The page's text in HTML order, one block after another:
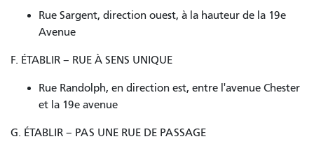
Rue Sargent, direction ouest, à la hauteur de la 19e
Avenue
F. ÉTABLIR – RUE À SENS UNIQUE
Rue Randolph, en direction est, entre l'avenue Chester
et la 19e avenue
G. ÉTABLIR – PAS UNE RUE DE PASSAGE